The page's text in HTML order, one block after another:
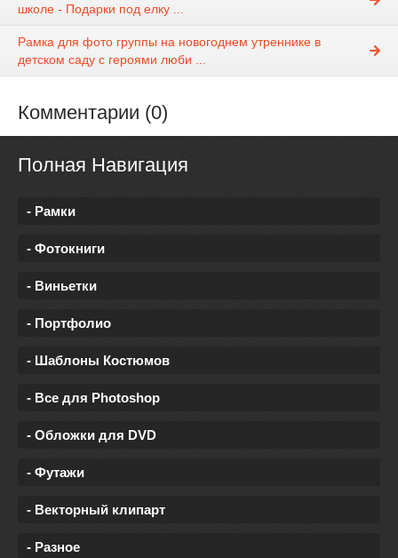
школе - Подарки под елку ...
Рамка для фото группы на новогоднем утреннике в
детском саду с героями люби ...
Комментарии (0)
Полная Навигация
- Рамки
- Фотокниги
- Виньетки
- Портфолио
- Шаблоны Костюмов
- Все для Photoshop
- Обложки для DVD
- Футажи
- Векторный клипарт
- Разное